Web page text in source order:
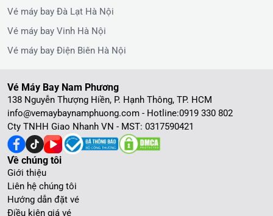
Vé máy bay Đà Lạt Hà Nội
Vé máy bay Vinh Hà Nội
Vé máy bay Điện Biên Hà Nội
Về chúng tôi
Giới thiệu
Liên hệ chúng tôi
Hướng dẫn đặt vé
Điều kiện giá vé
Vé Máy Bay Nam Phương
138 Nguyễn Thượng Hiền, P. Hạnh Thông, TP. HCM
info@vemaybaynamphuong.com - Hotline:0919 330 802
Cty TNHH Giao Nhanh VN - MST: 0317590421